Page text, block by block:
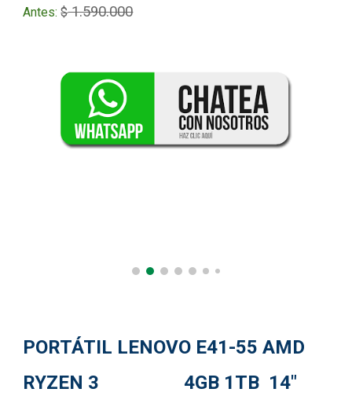
Antes:$1.590.000
PORTÁTIL LENOVO E41-55 AMD
RYZEN 3 4GB 1TB 14"